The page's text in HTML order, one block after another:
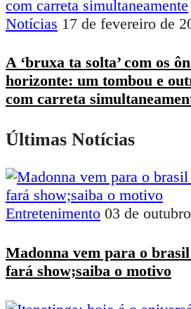
Notícias 17 de fevereiro de
A ‘bruxa ta solta’ com os
horizonte: um tombou e
com carreta
Últimas Notícias
Entretenimento 03 de
Madonna vem para o brasil
fará show;saiba o motivo